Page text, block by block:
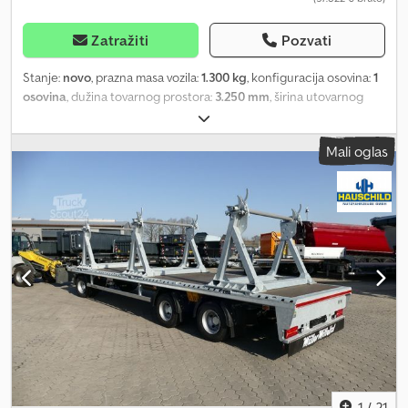
Konfigurišite svoje Fliegl vozilo prema Vašim zahtevima. Prikazano
vozilo je primer. Proizvodnja i oprema se vrše individualno prema
željama kupca.Zatražiti Pozvati
Stanje: novo, prazna masa vozila:1.300 kg, konfiguracija osovina:1
osovina, dužina tovarnog prostora: 3.250 mm, širina utovarnog
, visina tovarnog prostora:
suspencija:ostalo, boja:plava, Godina proizvodnje:2024, Oprema:
imao je nesreću, vučna spojnica prikolice, Thaler Spillwinde KE-
SP 2030 - Vuča 3000 daN - Jednoosovinska šasija sa ravnom
vučnom rudom - Elektronski merač TM 3000 sa USB priključkom i
fleš memorijom - 3-cilindrični dizel motor 15,4 kW, Stage V -
Zaštitni poklopac od čeličnog lima, zaključavanje - Postolje za
utovar sa dizalicom - Bubanj sa 500 m čelika, debljina užeta 9,5 mm
- Hvatač upredenosti D = 28 mm, čvrsto pritisnut uz uže Chodpfx
Apjmx Uhxjmja - Moguće mnoge dodatne opcije, na primer: -
Farbanje prema RAL karti - Dužina užeta 1000 metara - Visinski
podesiva ruda - Elektronski merač TM 3001 (omogućava direktan
unos putem aplikacije, pametnog telefona/tableta po potrebi) -
Benzinski motor umesto dizel motora - Štampač za elektronski
merač - Sigurnosni prekidač ('mrtav čovek') - Daljinski upravljač -
Trofazni motor 18 kW umesto dizel motora - Podesivo zadnje
Mali oglas